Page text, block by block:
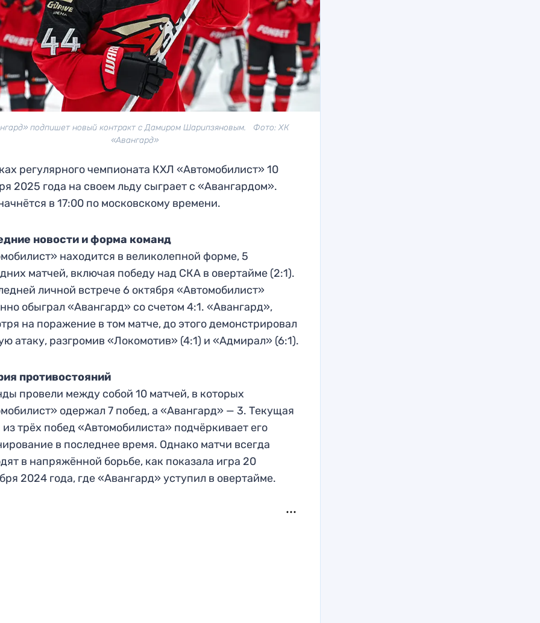
подпишет новый контракт с Дамиром Шарипзяновым. Фото: ХК
«Авангард»
регулярного чемпионата КХЛ «Автомобилист» 10
2025 года на своем льду сыграет с «Авангардом».
в 17:00 по московскому времени.
новости и форма команд
находится в великолепной форме, 5
матчей, включая победу над СКА в овертайме (2:1).
личной встрече 6 октября «Автомобилист»
обыграл «Авангард» со счетом 4:1. «Авангард»,
на поражение в том матче, до этого демонстрировал
атаку, разгромив «Локомотив» (4:1) и «Адмирал» (6:1).
противостояний
провели между собой 10 матчей, в которых
одержал 7 побед, а «Авангард» — 3. Текущая
из трёх побед «Автомобилиста» подчёркивает его
в последнее время. Однако матчи всегда
в напряжённой борьбе, как показала игра 20
2024 года, где «Авангард» уступил в овертайме.